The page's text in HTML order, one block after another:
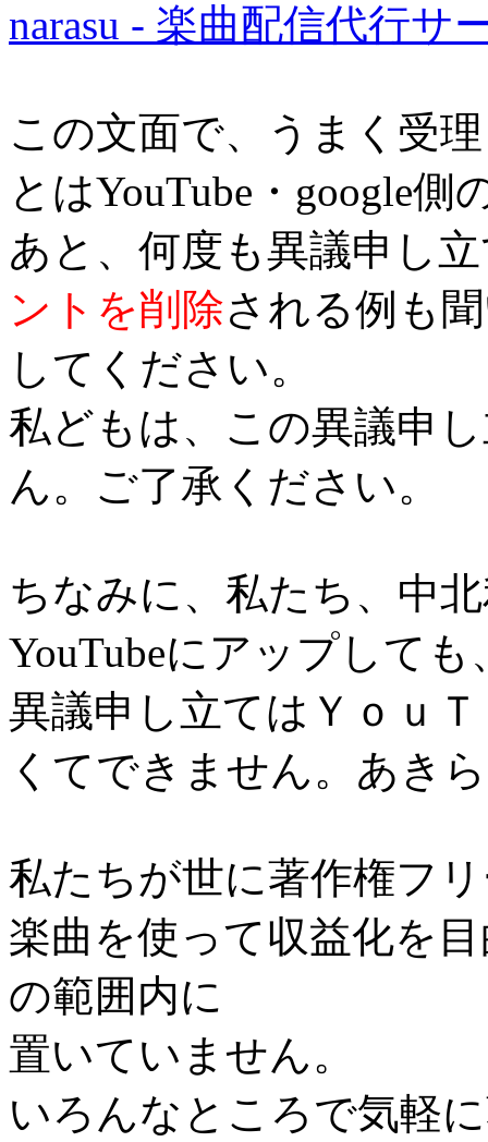
narasu - 楽曲配信代行サ
この文面で、うまく受
とはYouTube・google
あと、何度も異議申し
ントを削除される例も
してください。
私どもは、この異議申
ん。ご了承ください。
ちなみに、私たち、中
YouTubeにアップして
異議申し立てはＹｏｕ
くてできません。あき
私たちが世に著作権フ
楽曲を使って収益化を
の範囲内に
置いていません。
いろんなところで気軽